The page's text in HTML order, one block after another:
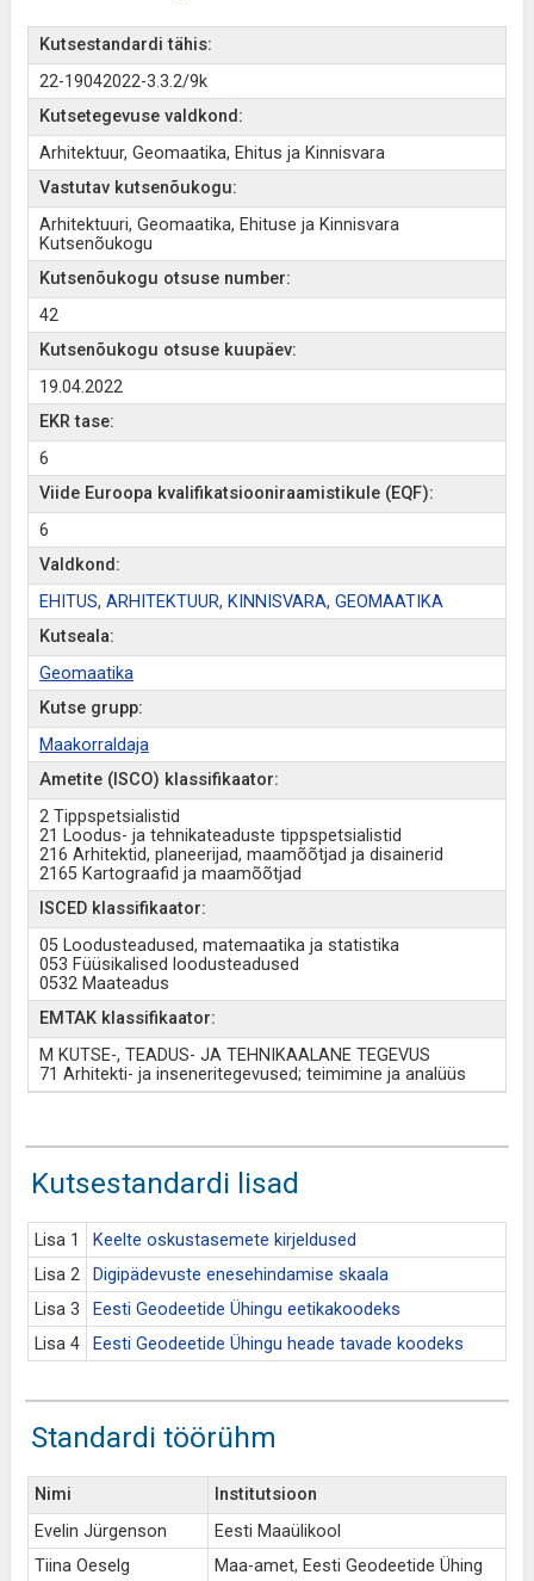
Kutsestandardi tähis:
22-19042022-3.3.2/9k
Kutsetegevuse valdkond:
Arhitektuur, Geomaatika, Ehitus ja Kinnisvara
Vastutav kutsenõukogu:
Arhitektuuri, Geomaatika, Ehituse ja Kinnisvara
Kutsenõukogu
Kutsenõukogu otsuse number:
42
Kutsenõukogu otsuse kuupäev:
19.04.2022
EKR tase:
6
Viide Euroopa kvalifikatsiooniraamistikule (EQF):
6
Valdkond:
EHITUS, ARHITEKTUUR, KINNISVARA, GEOMAATIKA
Kutseala:
Geomaatika
Kutse grupp:
Maakorraldaja
Ametite (ISCO) klassifikaator:
2 Tippspetsialistid
21 Loodus- ja tehnikateaduste tippspetsialistid
216 Arhitektid, planeerijad, maamõõtjad ja disainerid
2165 Kartograafid ja maamõõtjad
ISCED klassifikaator:
05 Loodusteadused, matemaatika ja statistika
053 Füüsikalised loodusteadused
0532 Maateadus
EMTAK klassifikaator:
M KUTSE-, TEADUS- JA TEHNIKAALANE TEGEVUS
71 Arhitekti- ja inseneritegevused; teimimine ja analüüs
Kutsestandardi lisad
Lisa 1
Keelte oskustasemete kirjeldused
Lisa 2
Digipädevuste enesehindamise skaala
Lisa 3
Eesti Geodeetide Ühingu eetikakoodeks
Lisa 4
Eesti Geodeetide Ühingu heade tavade koodeks
Standardi töörühm
Nimi
Institutsioon
Evelin Jürgenson
Eesti Maaülikool
Tiina Oeselg
Maa-amet, Eesti Geodeetide Ühing